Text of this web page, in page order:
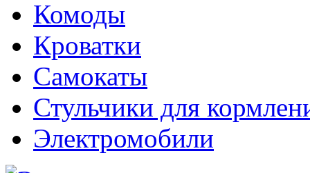
Комоды
Кроватки
Самокаты
Стульчики для
Электромобили